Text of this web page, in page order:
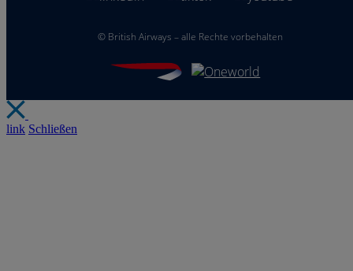
© British Airways – alle Rechte vorbehalten
link Schließen